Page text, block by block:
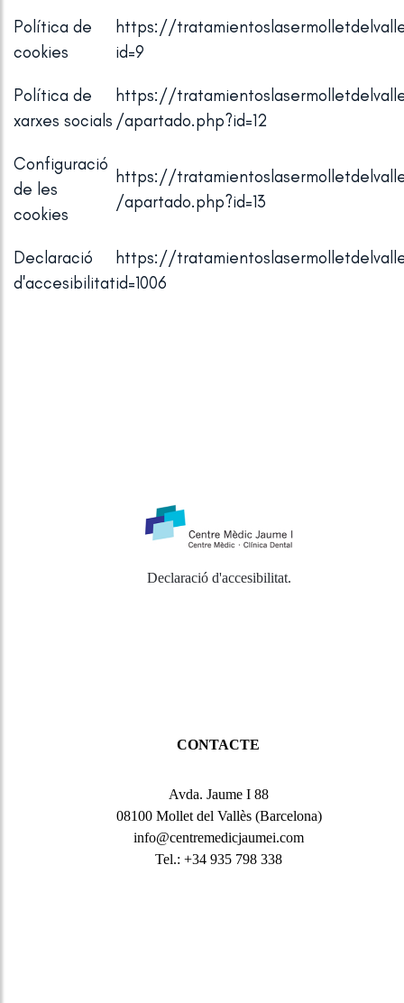
Política de
cookies
https://
id=9
Política de
xarxes socials
https://
/apartado.php?id=12
Configuració
de les
cookies
https://
/apartado.php?id=13
Declaració
d'accesibilitat
https://
id=1006
Declaració d'accesibilitat.
CONTACTE
Avda. Jaume I 88
08100 Mollet del Vallès (Barcelona)
info@centremedicjaumei.com
Tel.: +34 935 798 338